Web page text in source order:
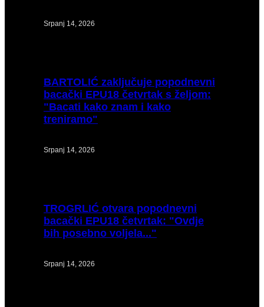
Srpanj 14, 2026
BARTOLIĆ zaključuje popodnevni
bacački EPU18 četvrtak s željom:
"Bacati kako znam i kako
treniramo"
Srpanj 14, 2026
TROGRLIĆ otvara popodnevni
bacački EPU18 četvrtak: "Ovdje
bih posebno voljela..."
Srpanj 14, 2026